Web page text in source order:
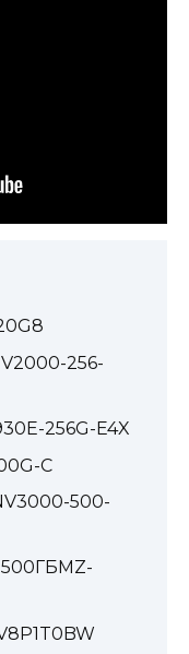
256-
256G-E4X
C
500-